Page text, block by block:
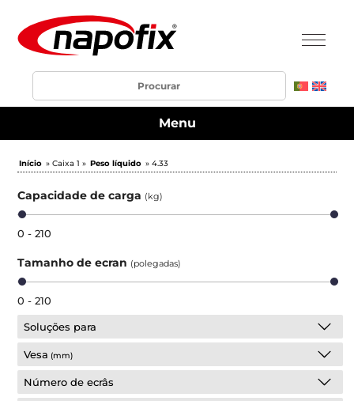
Menu
Início » Caixa 1 » Peso líquido » 4.33
Capacidade de carga (kg)
0 - 210
Tamanho de ecran (polegadas)
0 - 210
Soluções para
Vesa (mm)
Número de ecrâs